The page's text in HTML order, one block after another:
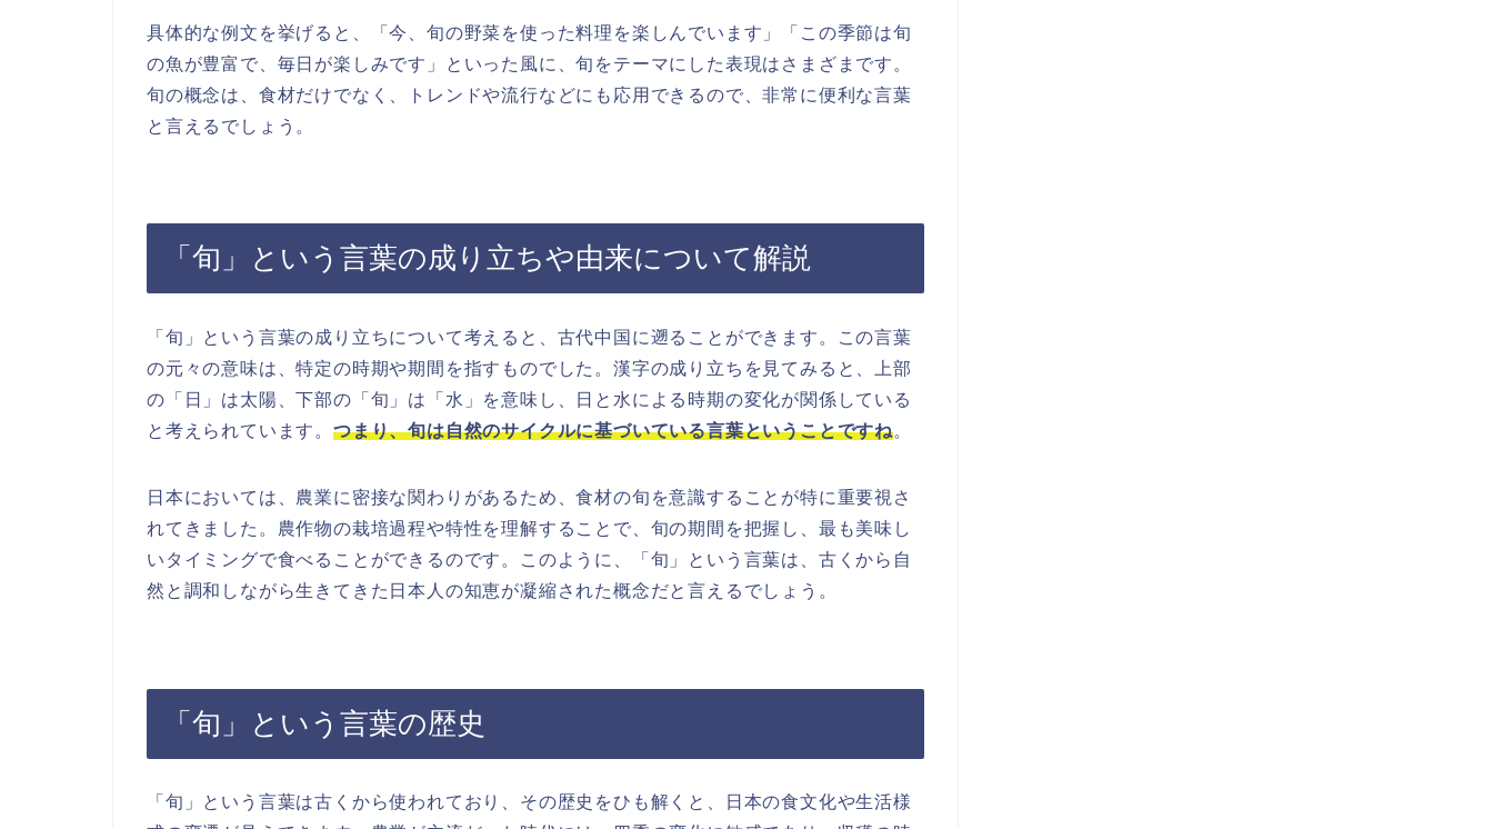
具体的な例文を挙げると、「今、旬の野菜を使った料理を楽しんでいます」「この季節は旬
の魚が豊富で、毎日が楽しみです」といった風に、旬をテーマにした表現はさまざまです。
旬の概念は、食材だけでなく、トレンドや流行などにも応用できるので、非常に便利な言葉
と言えるでしょう。
「旬」という言葉の成り立ちや由来について解説
「旬」という言葉の成り立ちについて考えると、古代中国に遡ることができます。この言葉
の元々の意味は、特定の時期や期間を指すものでした。漢字の成り立ちを見てみると、上部
の「日」は太陽、下部の「旬」は「水」を意味し、日と水による時期の変化が関係している
と考えられています。 つまり、旬は自然のサイクルに基づいている言葉ということですね。
日本においては、農業に密接な関わりがあるため、食材の旬を意識することが特に重要視さ
れてきました。農作物の栽培過程や特性を理解することで、旬の期間を把握し、最も美味し
いタイミングで食べることができるのです。このように、「旬」という言葉は、古くから自
然と調和しながら生きてきた日本人の知恵が凝縮された概念だと言えるでしょう。
「旬」という言葉の歴史
「旬」という言葉は古くから使われており、その歴史をひも解くと、日本の食文化や生活様